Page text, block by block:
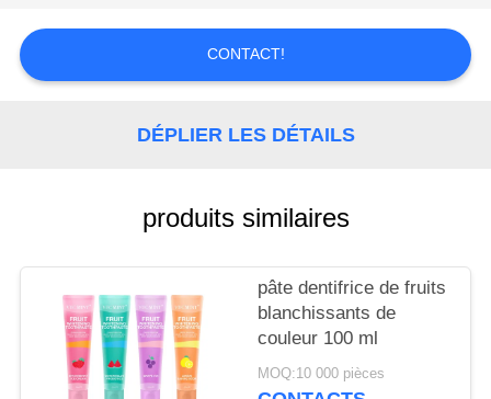
DEMANDEZ
UNE
POLITIQUE
MATIÈRE
CONTACT!
DÉPLIER LES DÉTAILS
produits similaires
pâte dentifrice de fruits
blanchissants de
couleur 100 ml
MOQ:10 000 pièces